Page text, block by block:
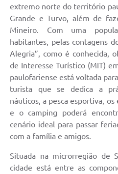
A Nossa Cidade
Fundo Social de Solidariedade
Gestão Atual
Departamentos
Contas Públicas
Legislação
Serviços Online
extremo norte do território
Grande e Turvo, além de
Mineiro. Com uma
habitantes, pelas contagens
Alegria”, como é conhecida,
de Interesse Turístico (MIT)
paulofariense está voltada
turista que se dedica a
náuticos, a pesca esportiva,
e o camping poderá
cenário ideal para passar
com a família e amigos.
Situada na microrregião de
cidade está entre as